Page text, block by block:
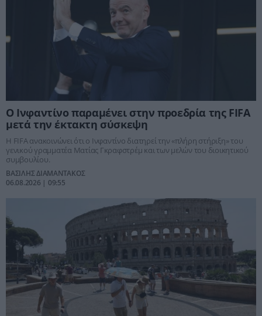
Ο Ινφαντίνο παραμένει στην προεδρία της FIFA
μετά την έκτακτη σύσκεψη
Η FIFA ανακοινώνει ότι ο Ινφαντίνο διατηρεί την «πλήρη στήριξη» του
γενικού γραμματέα Ματίας Γκραφστρέμ και των μελών του διοικητικού
συμβουλίου.
ΒΑΣΙΛΗΣ ΔΙΑΜΑΝΤΑΚΟΣ
06.08.2026 | 09:55